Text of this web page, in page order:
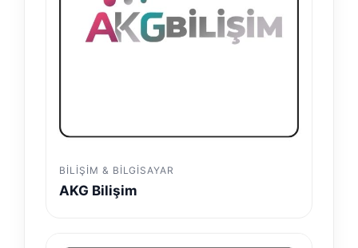
BILIŞIM & BILGISAYAR
AKG Bilişim